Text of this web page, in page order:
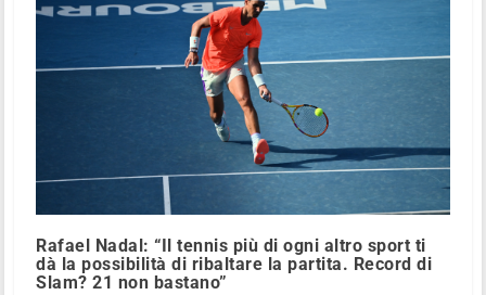
Rafael Nadal: “Il tennis più di ogni altro sport ti
dà la possibilità di ribaltare la partita. Record di
Slam? 21 non bastano”